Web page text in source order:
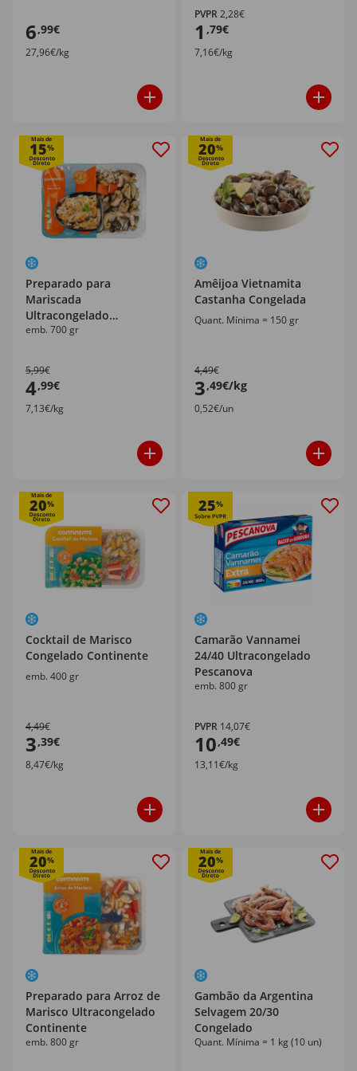
6,99€
27,96€/kg
PVPR2,28€
1 ,79€
7,16€/kg
Mais de
15%
Preparado para
Mariscada
Ultracongelado
Continente
emb. 700 gr
5,99€
4,99€
7,13€/kg
Mais de
20%
Amêijoa Vietnamita
Castanha Congelada
Quant. Mínima = 150 gr
4,49€
3,49€/kg
0,52€/un
Mais de
20%
Cocktail de Marisco
Congelado Continente
emb. 400 gr
4,49€
3,39€
8,47€/kg
25%
Camarão Vannamei
24/40 Ultracongelado
Pescanova
emb. 800 gr
PVPR 14,07€
10,49€
13,11€/kg
Mais de
20%
Preparado para Arroz de
Marisco Ultracongelado
Continente
emb. 800 gr
Mais de
20%
Gambão da Argentina
Selvagem 20/30
Congelado
Quant. Mínima = 1 kg (10 un)